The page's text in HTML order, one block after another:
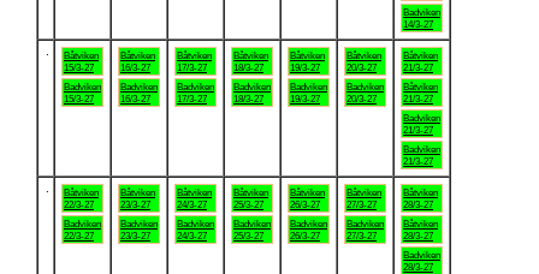
Badviken
14/3-27
Båtviken
15/3-27
Badviken
15/3-27
Båtviken
16/3-27
Badviken
16/3-27
Båtviken
17/3-27
Badviken
17/3-27
Båtviken
18/3-27
Badviken
18/3-27
Båtviken
19/3-27
Badviken
19/3-27
Båtviken
20/3-27
Badviken
20/3-27
Båtviken
21/3-27
Båtviken
21/3-27
Badviken
21/3-27
Badviken
21/3-27
Båtviken
22/3-27
Badviken
22/3-27
Båtviken
23/3-27
Badviken
23/3-27
Båtviken
24/3-27
Badviken
24/3-27
Båtviken
25/3-27
Badviken
25/3-27
Båtviken
26/3-27
Badviken
26/3-27
Båtviken
27/3-27
Badviken
27/3-27
Båtviken
28/3-27
Båtviken
28/3-27
Badviken
28/3-27